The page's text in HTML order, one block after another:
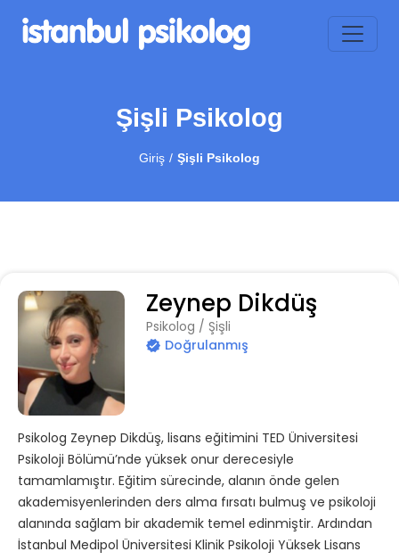
Şişli Psikolog
Giriş Şişli Psikolog
Zeynep Dikdüş
Psikolog / Şişli
Doğrulanmış
Psikolog Zeynep Dikdüş, lisans eğitimini TED Üniversitesi
Psikoloji Bölümü’nde yüksek onur derecesiyle
tamamlamıştır. Eğitim sürecinde, alanın önde gelen
akademisyenlerinden ders alma fırsatı bulmuş ve psikoloji
alanında sağlam bir akademik temel edinmiştir. Ardından
İstanbul Medipol Üniversitesi Klinik Psikoloji Yüksek Lisans